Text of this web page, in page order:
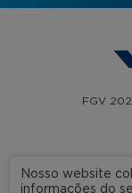
FGV
Nosso website
informações do